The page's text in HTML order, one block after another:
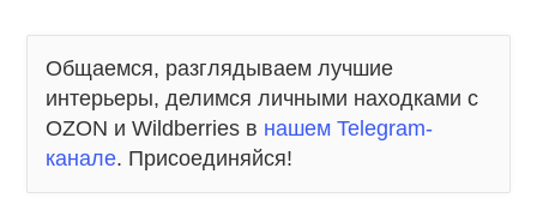
Общаемся, разглядываем лучшие
интерьеры, делимся личными находками с
OZON и Wildberries в нашем Telegram-
канале. Присоединяйся!